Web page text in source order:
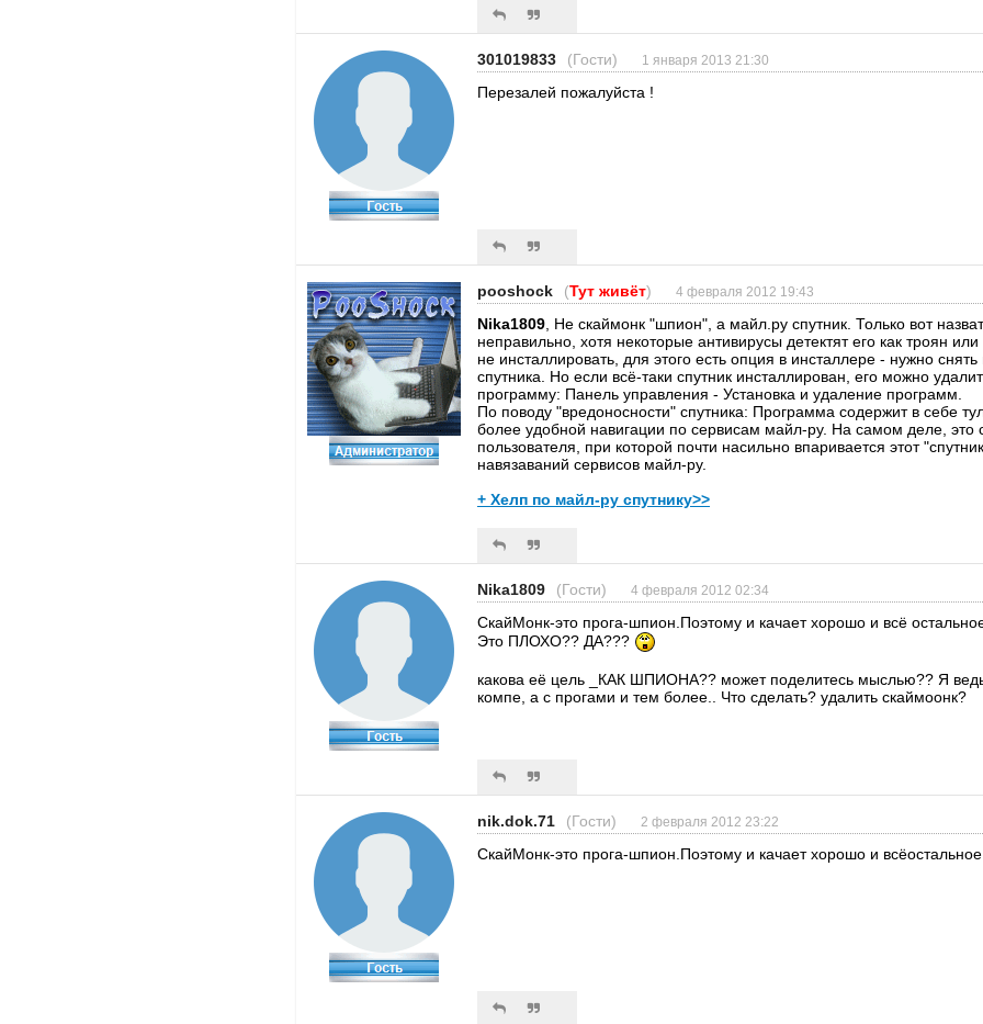
301019833 (Гости) 1 января 2013 21:30
Перезалей пожалуйста !
pooshock (Тут живёт) 4 февраля 2012 19:43
Nika1809, Не скаймонк "шпион", а майл.ру спутник. Только вот
неправильно, хотя некоторые антивирусы детектят его как троян
не инсталлировать, для этого есть опция в инсталлере - нужно снять
спутника. Но если всё-таки спутник инсталлирован, его можно
программу: Панель управления - Установка и удаление программ.
По поводу "вредоносности" спутника: Программа содержит в себе
более удобной навигации по сервисам майл-ру. На самом деле, это
пользователя, при которой почти насильно впаривается этот
навязаваний сервисов майл-ру.
+ Хелп по майл-ру спутнику>>
Nika1809 (Гости) 4 февраля 2012 02:34
СкайМонк-это прога-шпион.Поэтому и качает хорошо и всё
Это ПЛОХО?? ДА???
какова её цель _КАК ШПИОНА?? может поделитесь мыслью?? Я
компе, а с прогами и тем более.. Что сделать? удалить скаймоонк?
nik.dok.71 (Гости) 2 февраля 2012 23:22
СкайМонк-это прога-шпион.Поэтому и качает хорошо и